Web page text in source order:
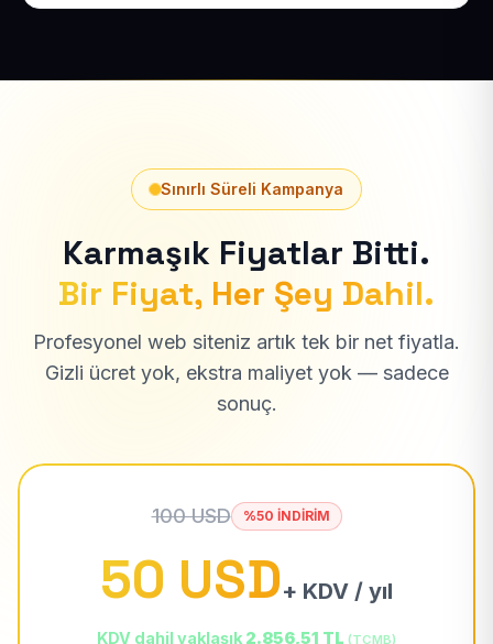
Sınırlı Süreli Kampanya
Karmaşık Fiyatlar Bitti.
Bir Fiyat, Her Şey Dahil.
Profesyonel web siteniz artık tek bir net fiyatla.
Gizli ücret yok, ekstra maliyet yok — sadece
sonuç.
100 USD %50 İNDİRİM
50 USD+ KDV / yıl
KDV dahil yaklaşık 2.856,51 TL (TCMB)